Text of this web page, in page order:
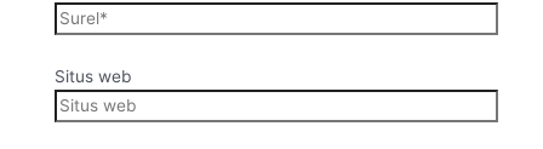
Situs web